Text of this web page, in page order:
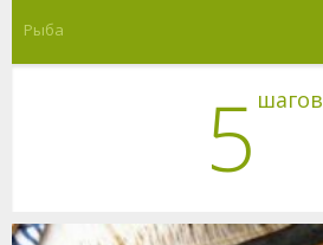
Рыба
5 шагов